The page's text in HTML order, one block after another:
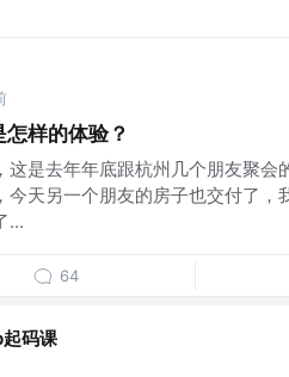
样的体验？
是去年年底跟杭州几个朋友聚会
天另一个朋友的房子也交付了，
...
64
码课